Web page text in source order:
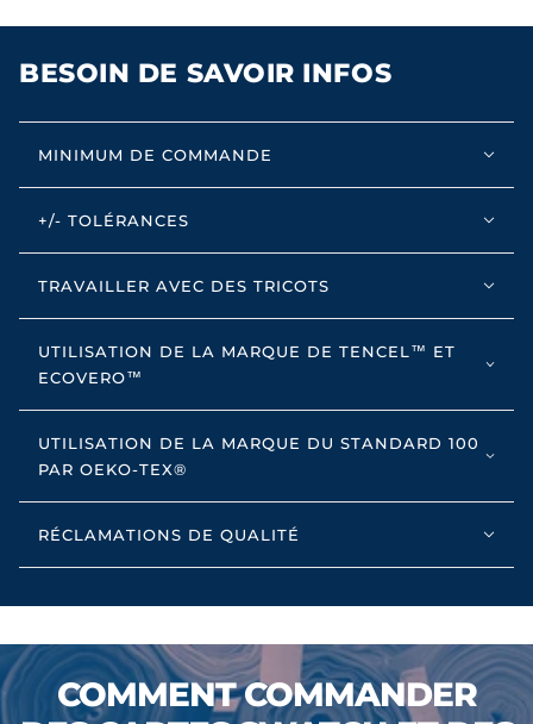
BESOIN DE SAVOIR INFOS
MINIMUM DE COMMANDE
+/- TOLÉRANCES
TRAVAILLER AVEC DES TRICOTS
UTILISATION DE LA MARQUE DE TENCEL™ ET
ECOVERO™
UTILISATION DE LA MARQUE DU STANDARD 100
PAR OEKO-TEX®
RÉCLAMATIONS DE QUALITÉ
COMMENT COMMANDER